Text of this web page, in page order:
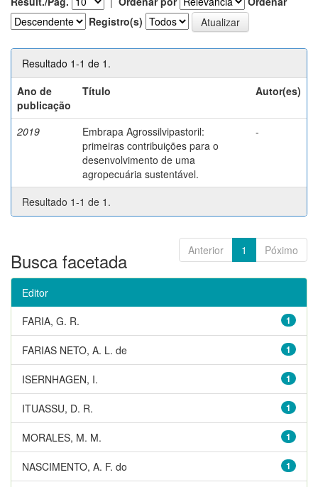
Registro(s)
Resultado 1-1 de 1.
Ano de
publicação
Título Autor(es)
2019
Embrapa Agrossilvipastoril:
primeiras contribuições para o
desenvolvimento de uma
agropecuária sustentável.
-
Resultado 1-1 de 1.
Anterior 1 Póximo
Busca facetada
Editor
1
FARIA, G. R.
1
FARIAS NETO, A. L. de
1
ISERNHAGEN, I.
1
ITUASSU, D. R.
1
MORALES, M. M.
1
NASCIMENTO, A. F. do